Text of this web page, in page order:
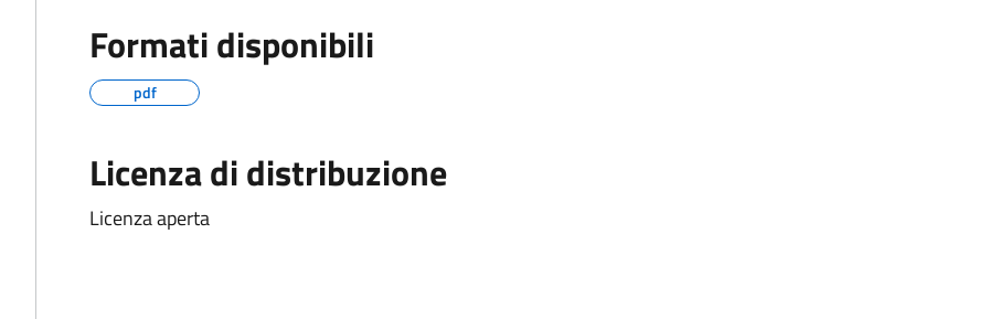
Formati disponibili
pdf
Licenza di distribuzione
Licenza aperta